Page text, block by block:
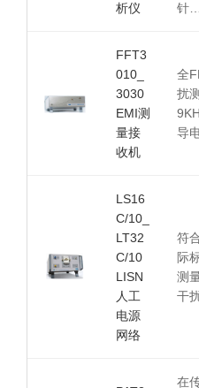
析仪
针…
FFT3
010_
3030
EMI测
量接
收机
全
扰
导
LS16
C/10_
LT32
C/10
LISN
人工
电源
网络
符
际
测
干
在